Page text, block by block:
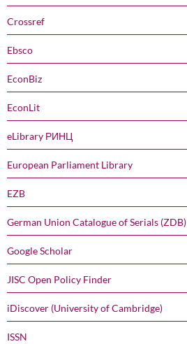
Crossref
Ebsco
EconBiz
EconLit
eLibrary РИНЦ
European Parliament Library
EZB
German Union Catalogue of Serials (ZDB)
Google Scholar
JISC Open Policy Finder
iDiscover (University of Cambridge)
ISSN